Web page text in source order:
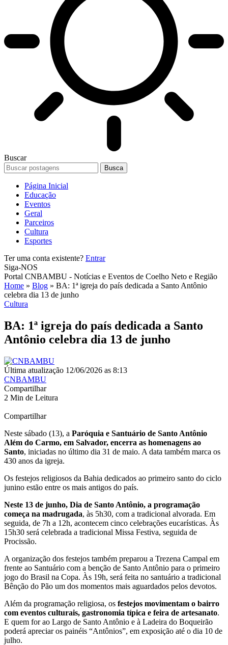
Buscar
Página Inicial
Educação
Eventos
Geral
Parceiros
Cultura
Esportes
Ter uma conta existente? Entrar
Siga-NOS
Portal CNBAMBU - Notícias e Eventos de Coelho Neto e Região
Home » Blog » BA: 1ª igreja do país dedicada a Santo Antônio
celebra dia 13 de junho
Cultura
BA: 1ª igreja do país dedicada a Santo
Antônio celebra dia 13 de junho
Última atualização 12/06/2026 as 8:13
CNBAMBU
Compartilhar
2 Min de Leitura
Compartilhar
Neste sábado (13), a Paróquia e Santuário de Santo Antônio
Além do Carmo, em Salvador, encerra as homenagens ao
Santo, iniciadas no último dia 31 de maio. A data também marca os
430 anos da igreja.
Os festejos religiosos da Bahia dedicados ao primeiro santo do ciclo
junino estão entre os mais antigos do país.
Neste 13 de junho, Dia de Santo Antônio, a programação
começa na madrugada, às 5h30, com a tradicional alvorada. Em
seguida, de 7h a 12h, acontecem cinco celebrações eucarísticas. Às
15h30 será celebrada a tradicional Missa Festiva, seguida de
Procissão.
A organização dos festejos também preparou a Trezena Campal em
frente ao Santuário com a benção de Santo Antônio para o primeiro
jogo do Brasil na Copa. Às 19h, será feita no santuário a tradicional
Bênção do Pão um dos momentos mais aguardados pelos devotos.
Além da programação religiosa, os festejos movimentam o bairro
com eventos culturais, gastronomia típica e feira de artesanato.
E quem for ao Largo de Santo Antônio e à Ladeira do Boqueirão
poderá apreciar os painéis “Antônios”, em exposição até o dia 10 de
julho.